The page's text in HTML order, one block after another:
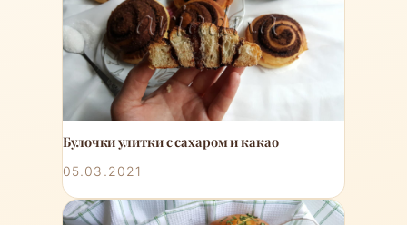
Булочки улитки с сахаром и какао
05.03.2021